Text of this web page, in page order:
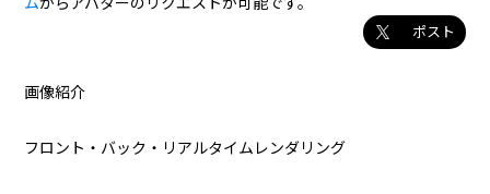
ポスト
画像紹介
フロント・バック・リアルタイムレンダリング